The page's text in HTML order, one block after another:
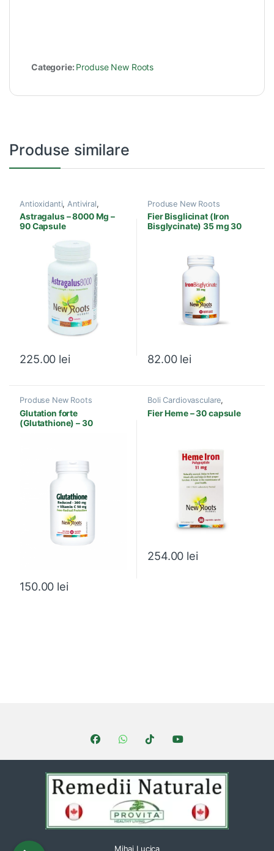
Categorie: Produse New Roots
Produse similare
Antioxidanti, Antiviral,
Diabet
Produse New Roots
Sistem imunitar
Astragalus – 8000 Mg –
90 Capsule
225.00 lei
Produse New Roots
Fier Bisglicinat (Iron
Bisglycinate) 35 mg 30
82.00 lei
Produse New Roots
Glutation forte
(Glutathione) – 30
150.00 lei
Boli Cardiovasculare,
Produse New Roots
Vitamine si Minerale
Fier Heme – 30 capsule
254.00 lei
Mihai Lucica